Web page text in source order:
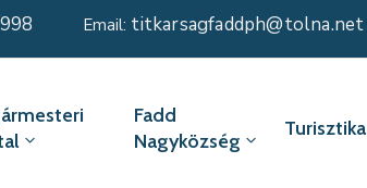
Email: titkarsagfaddph@tolna.net
Fadd
Nagyközség
Turisztika